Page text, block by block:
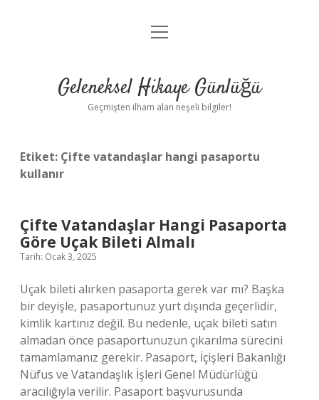
Anasayfa
Yasal Uyarı
menüyü
Geleneksel Hikaye Günlüğü
Geçmişten ilham alan neşeli bilgiler!
Etiket: Çifte vatandaşlar hangi pasaportu
kullanır
Çifte Vatandaşlar Hangi Pasaporta
Göre Uçak Bileti Almalı
Tarih: Ocak 3, 2025
Uçak bileti alırken pasaporta gerek var mı? Başka
bir deyişle, pasaportunuz yurt dışında geçerlidir,
kimlik kartınız değil. Bu nedenle, uçak bileti satın
almadan önce pasaportunuzun çıkarılma sürecini
tamamlamanız gerekir. Pasaport, İçişleri Bakanlığı
Nüfus ve Vatandaşlık İşleri Genel Müdürlüğü
aracılığıyla verilir. Pasaport başvurusunda